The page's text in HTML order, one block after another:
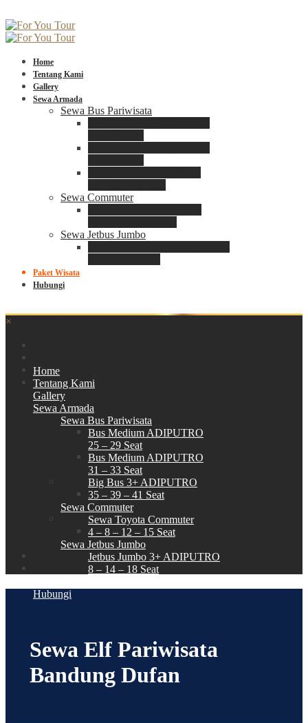
Home
Tentang Kami
Gallery
Sewa Armada
Sewa Bus Pariwisata
Sewa Commuter
Sewa Jetbus Jumbo
Paket Wisata
Hubungi
×
Home
Tentang Kami
Gallery
Sewa Armada
Sewa Bus Pariwisata
Bus Medium ADIPUTRO
25 – 29 Seat
Bus Medium ADIPUTRO
31 – 33 Seat
Big Bus 3+ ADIPUTRO
35 – 39 – 41 Seat
Sewa Commuter
Sewa Toyota Commuter
4 – 8 – 12 – 15 Seat
Sewa Jetbus Jumbo
Jetbus Jumbo 3+ ADIPUTRO
8 – 14 – 18 Seat
Hubungi
Sewa Elf Pariwisata
Bandung Dufan